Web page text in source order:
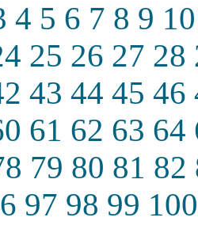
4 5 6 7 8 9 10
25 26 27 28
43 44 45 46
61 62 63 64
79 80 81 82
97 98 99 100